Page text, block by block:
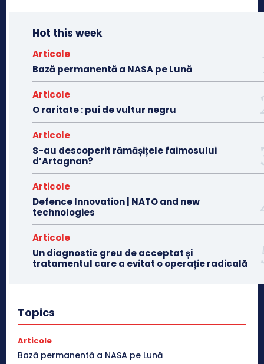
Hot this week
Articole
Bază permanentă a NASA pe Lună
Articole
O raritate : pui de vultur negru
Articole
S-au descoperit rămășițele faimosului
d’Artagnan?
Articole
Defence Innovation | NATO and new
technologies
Articole
Un diagnostic greu de acceptat și
tratamentul care a evitat o operație radicală
Topics
Articole
Bază permanentă a NASA pe Lună